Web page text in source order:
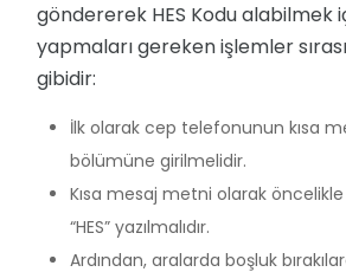
göndererek HES Kodu alabilmek
yapmaları gereken işlemler
gibidir:
İlk olarak cep telefonunun kısa
bölümüne girilmelidir.
Kısa mesaj metni olarak
“HES” yazılmalıdır.
Ardından, aralarda boşluk